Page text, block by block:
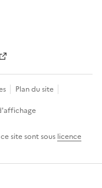
Plan du site
site sont sous licence